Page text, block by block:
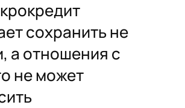
сохранить не
а отношения с
не может